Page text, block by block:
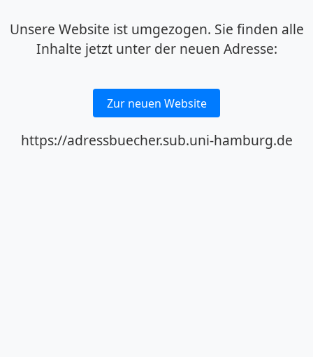
Unsere Website ist umgezogen. Sie finden alle
Inhalte jetzt unter der neuen Adresse:
Zur neuen Website
https://adressbuecher.sub.uni-hamburg.de